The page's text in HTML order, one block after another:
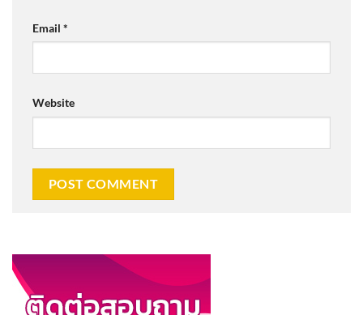
Email *
Website